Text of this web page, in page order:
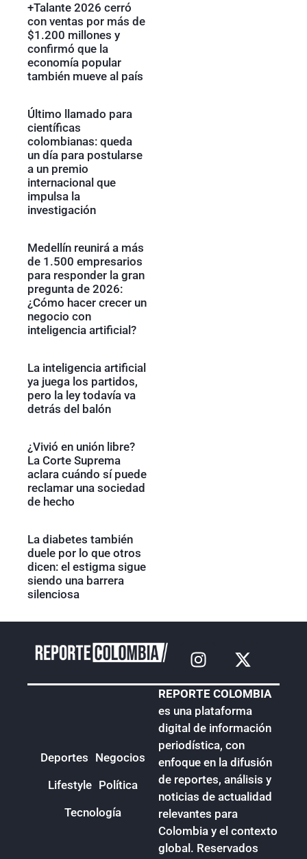
+Talante 2026 cerró
con ventas por más de
$1.200 millones y
confirmó que la
economía popular
también mueve al país
Último llamado para
científicas
colombianas: queda
un día para postularse
a un premio
internacional que
impulsa la
investigación
Medellín reunirá a más
de 1.500 empresarios
para responder la gran
pregunta de 2026:
¿Cómo hacer crecer un
negocio con
inteligencia artificial?
La inteligencia artificial
ya juega los partidos,
pero la ley todavía va
detrás del balón
¿Vivió en unión libre?
La Corte Suprema
aclara cuándo sí puede
reclamar una sociedad
de hecho
La diabetes también
duele por lo que otros
dicen: el estigma sigue
siendo una barrera
silenciosa
Deportes Negocios
Lifestyle Política
Tecnología
REPORTE COLOMBIA
es una plataforma
digital de información
periodística, con
enfoque en la difusión
de reportes, análisis y
noticias de actualidad
relevantes para
Colombia y el contexto
global. Reservados